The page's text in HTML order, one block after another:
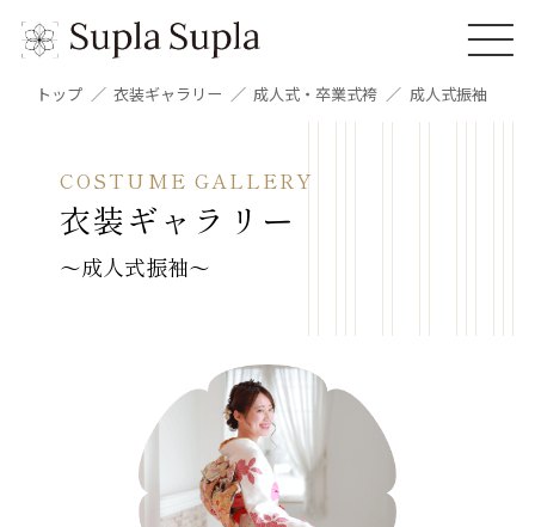
COSTUME GALLERY
衣装ギャラリー
〜成人式振袖〜
トップ 衣装ギャラリー 成人式・卒業式袴 成人式振袖